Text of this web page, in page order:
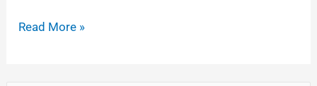
Read More »